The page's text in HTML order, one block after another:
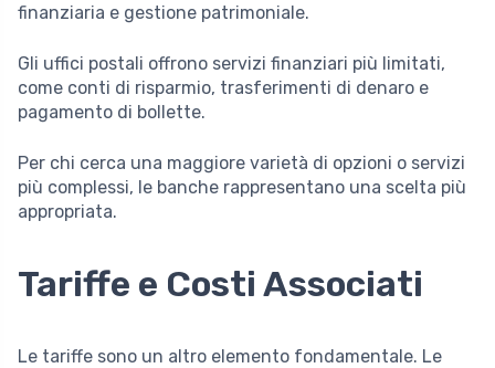
finanziaria e gestione patrimoniale.
Gli uffici postali offrono servizi finanziari più limitati,
come conti di risparmio, trasferimenti di denaro e
pagamento di bollette.
Per chi cerca una maggiore varietà di opzioni o servizi
più complessi, le banche rappresentano una scelta più
appropriata.
Tariffe e Costi Associati
Le tariffe sono un altro elemento fondamentale. Le